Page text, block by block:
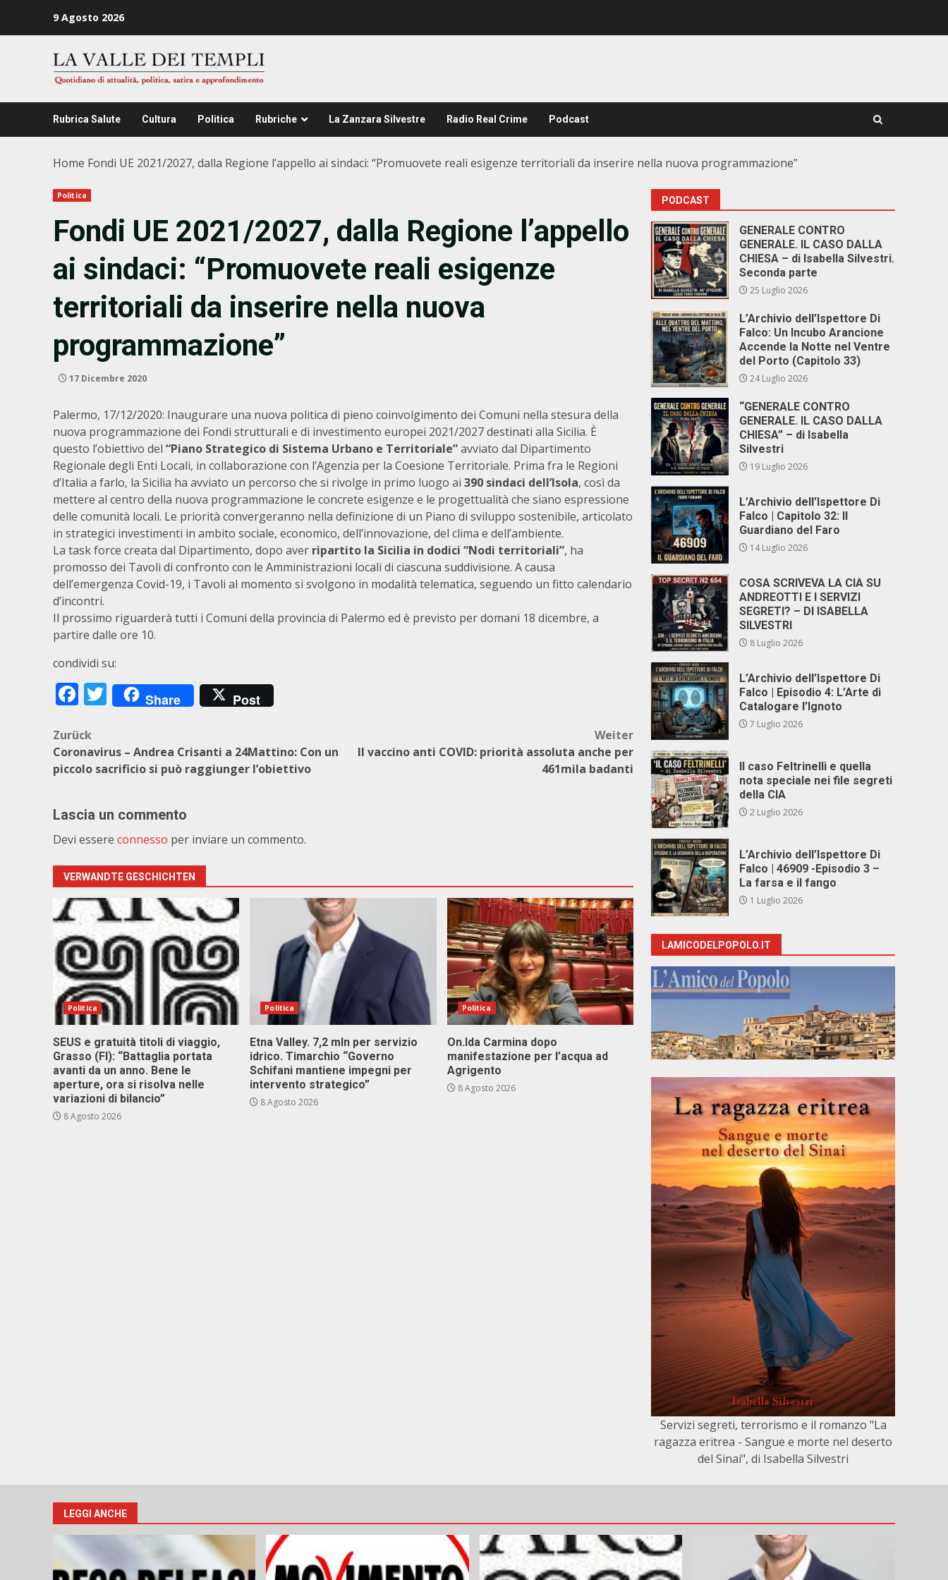
9 Agosto 2026
Rubrica Salute Cultura Politica Rubriche La Zanzara Silvestre Radio Real Crime Podcast
Home Fondi UE 2021/2027, dalla Regione l’appello ai sindaci: “Promuovete reali esigenze territoriali da inserire nella nuova programmazione”
Politica
Fondi UE 2021/2027, dalla Regione l’appello
ai sindaci: “Promuovete reali esigenze
territoriali da inserire nella nuova
programmazione”
17 Dicembre 2020
Palermo, 17/12/2020: Inaugurare una nuova politica di pieno coinvolgimento dei Comuni nella stesura della
nuova programmazione dei Fondi strutturali e di investimento europei 2021/2027 destinati alla Sicilia. È
questo l’obiettivo del “Piano Strategico di Sistema Urbano e Territoriale”avviato dal Dipartimento
Regionale degli Enti Locali, in collaborazione con l’Agenzia per la Coesione Territoriale. Prima fra le Regioni
d’Italia a farlo, la Sicilia ha avviato un percorso che si rivolge in primo luogo ai 390 sindaci dell’Isola, così da
mettere al centro della nuova programmazione le concrete esigenze e le progettualità che siano espressione
delle comunità locali. Le priorità convergeranno nella definizione di un Piano di sviluppo sostenibile, articolato
in strategici investimenti in ambito sociale, economico, dell’innovazione, del clima e dell’ambiente.
La task force creata dal Dipartimento, dopo aver ripartito la Sicilia in dodici “Nodi territoriali”, ha
promosso dei Tavoli di confronto con le Amministrazioni locali di ciascuna suddivisione. A causa
dell’emergenza Covid-19, i Tavoli al momento si svolgono in modalità telematica, seguendo un fitto calendario
d’incontri.
Il prossimo riguarderà tutti i Comuni della provincia di Palermo ed è previsto per domani 18 dicembre, a
partire dalle ore 10.
condividi su:
Facebook
Twitter
Share Post
Beitragsnavigation
Zurück
Coronavirus – Andrea Crisanti a 24Mattino: Con un
piccolo sacrificio si può raggiunger l’obiettivo
Weiter
Il vaccino anti COVID: priorità assoluta anche per
461mila badanti
Lascia un commento
Devi essere connesso per inviare un commento.
VERWANDTE GESCHICHTEN
Politica
SEUS e gratuità titoli di viaggio,
Grasso (FI): “Battaglia portata
avanti da un anno. Bene le
aperture, ora si risolva nelle
variazioni di bilancio”
8 Agosto 2026
Politica
Etna Valley. 7,2 mln per servizio
idrico. Timarchio “Governo
Schifani mantiene impegni per
intervento strategico”
8 Agosto 2026
Politica
On.Ida Carmina dopo
manifestazione per l’acqua ad
Agrigento
8 Agosto 2026
PODCAST
GENERALE CONTRO
GENERALE. IL CASO DALLA
CHIESA – di Isabella Silvestri.
Seconda parte
25 Luglio 2026
L’Archivio dell’Ispettore Di
Falco: Un Incubo Arancione
Accende la Notte nel Ventre
del Porto (Capitolo 33)
24 Luglio 2026
“GENERALE CONTRO
GENERALE. IL CASO DALLA
CHIESA” – di Isabella
Silvestri
19 Luglio 2026
L’Archivio dell’Ispettore Di
Falco | Capitolo 32: Il
Guardiano del Faro
14 Luglio 2026
COSA SCRIVEVA LA CIA SU
ANDREOTTI E I SERVIZI
SEGRETI? – DI ISABELLA
SILVESTRI
8 Luglio 2026
L’Archivio dell’Ispettore Di
Falco | Episodio 4: L’Arte di
Catalogare l’Ignoto
7 Luglio 2026
Il caso Feltrinelli e quella
nota speciale nei file segreti
della CIA
2 Luglio 2026
L’Archivio dell’Ispettore Di
Falco | 46909 -Episodio 3 –
La farsa e il fango
1 Luglio 2026
LAMICODELPOPOLO.IT
Servizi segreti, terrorismo e il romanzo "La
ragazza eritrea - Sangue e morte nel deserto
del Sinai", di Isabella Silvestri
LEGGI ANCHE